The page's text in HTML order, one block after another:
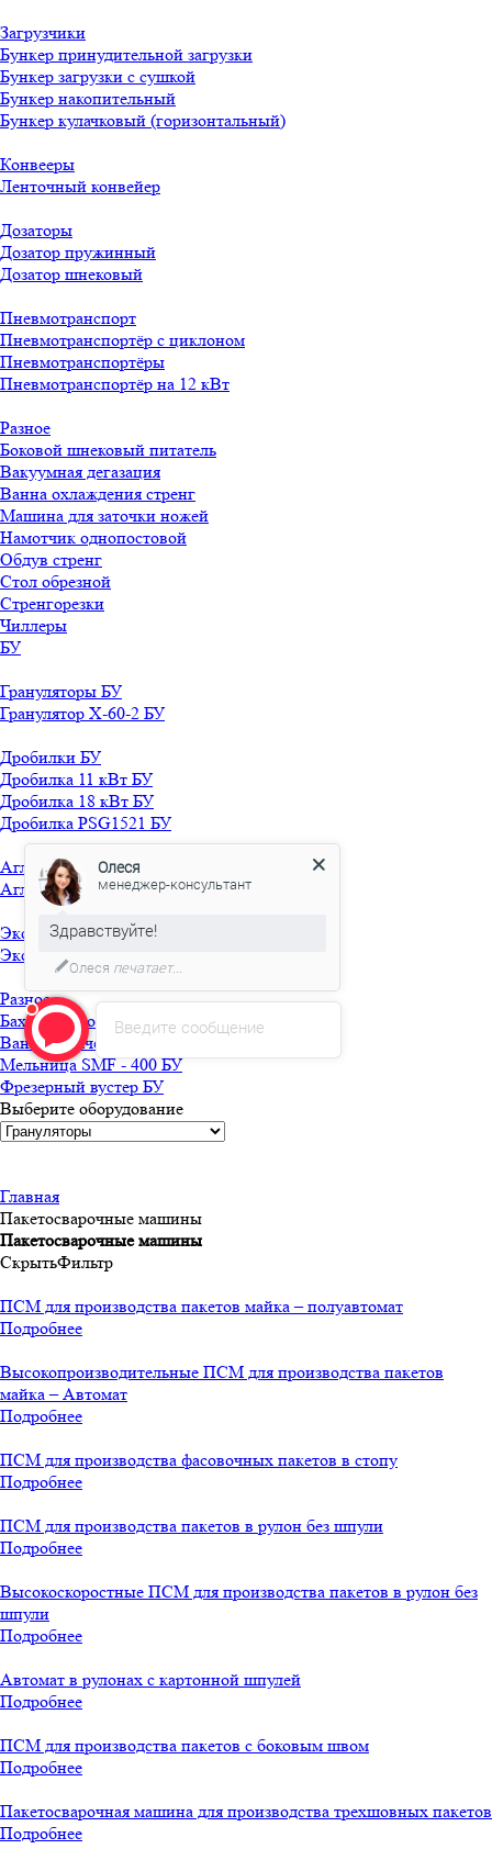
Загрузчики
Бункер принудительной загрузки
Бункер загрузки с сушкой
Бункер накопительный
Бункер кулачковый (горизонтальный)
Конвееры
Ленточный конвейер
Дозаторы
Дозатор пружинный
Дозатор шнековый
Пневмотранспорт
Пневмотранспортёр с циклоном
Пневмотранспортёры
Пневмотранспортёр на 12 кВт
Разное
Боковой шнековый питатель
Вакуумная дегазация
Ванна охлаждения стренг
Машина для заточки ножей
Намотчик однопостовой
Обдув стренг
Стол обрезной
Стренгорезки
Чиллеры
БУ
Грануляторы БУ
Гранулятор X-60-2 БУ
Дробилки БУ
Дробилка 11 кВт БУ
Дробилка 18 кВт БУ
Дробилка PSG1521 БУ
Агломераторы БУ
Агломератор HQ-150 БУ
Экструдеры БУ
Экструдер TRUSIOMA 63 БУ
Разное
Бахилосварочная машина БУ
Ванна горячей мойки БУ
Мельница SMF - 400 БУ
Фрезерный вустер БУ
Выберите оборудование
Главная
Пакетосварочные машины
Пакетосварочные машины
СкрытьФильтр
ПСМ для производства пакетов майка – полуавтомат
Подробнее
Высокопроизводительные ПСМ для производства пакетов
майка – Автомат
Подробнее
ПСМ для производства фасовочных пакетов в стопу
Подробнее
ПСМ для производства пакетов в рулон без шпули
Подробнее
Высокоскоростные ПСМ для производства пакетов в рулон без
шпули
Подробнее
Автомат в рулонах с картонной шпулей
Подробнее
ПСМ для производства пакетов с боковым швом
Подробнее
Пакетосварочная машина для производства трехшовных пакетов
Подробнее
Введите сообщение
Олеся
менеджер-консультант
Здравствуйте!
Олеся печатает...